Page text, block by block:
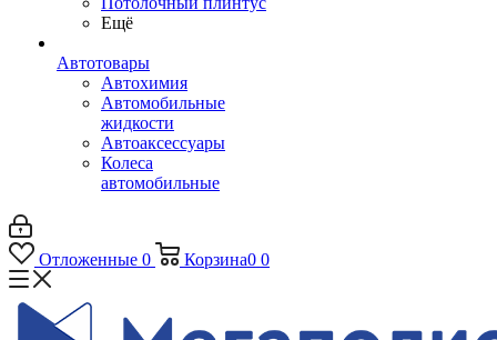
Ещё
Автотовары
Автохимия
Автомобильные
жидкости
Автоаксессуары
Колеса
автомобильные
Отложенные 0 Корзина0 0